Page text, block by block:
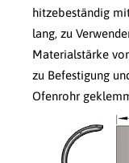
hitzebeständig
lang, zu
Materialstärke
zu Befestigung
Ofenrohr